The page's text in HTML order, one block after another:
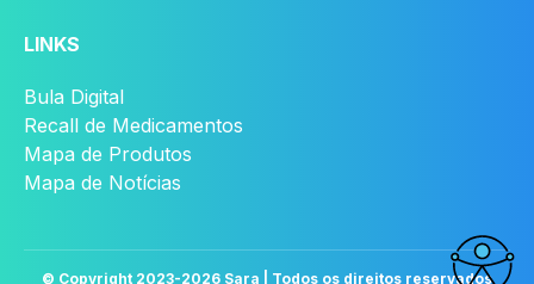
LINKS
Bula Digital
Recall de Medicamentos
Mapa de Produtos
Mapa de Notícias
© Copyright 2023-2026 Sara | Todos os direitos reservados